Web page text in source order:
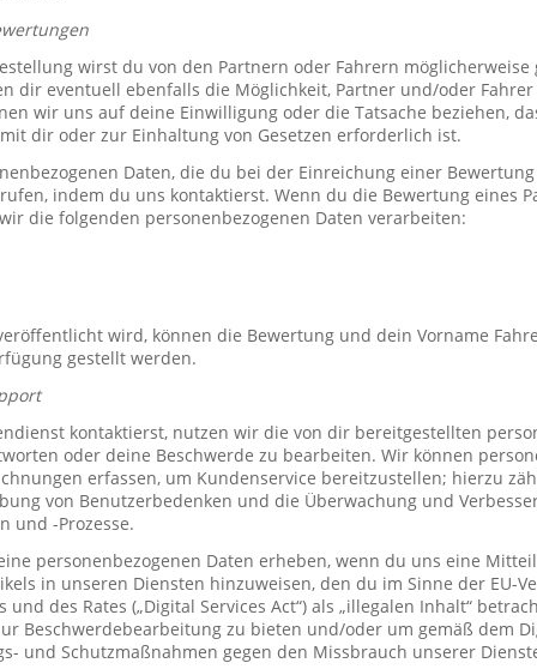
wirst du von den Partnern oder Fahrern möglicherweise
dir eventuell ebenfalls die Möglichkeit, Partner und/oder
wir uns auf deine Einwilligung oder die Tatsache beziehen,
dir oder zur Einhaltung von Gesetzen erforderlich ist.
Daten, die du bei der Einreichung einer
indem du uns kontaktierst. Wenn du die Bewertung eines
die folgenden personenbezogenen Daten verarbeiten:
wird, können die Bewertung und dein Vorname
gestellt werden.
kontaktierst, nutzen wir die von dir bereitgestellten
oder deine Beschwerde zu bearbeiten. Wir können
erfassen, um Kundenservice bereitzustellen; hierzu
von Benutzerbedenken und die Überwachung und
und -Prozesse.
personenbezogenen Daten erheben, wenn du uns eine
in unseren Diensten hinzuweisen, den du im Sinne der EU-
und des Rates („Digital Services Act“) als „illegalen Inhalt“
Beschwerdebearbeitung zu bieten und/oder um gemäß dem
und Schutzmaßnahmen gegen den Missbrauch unserer